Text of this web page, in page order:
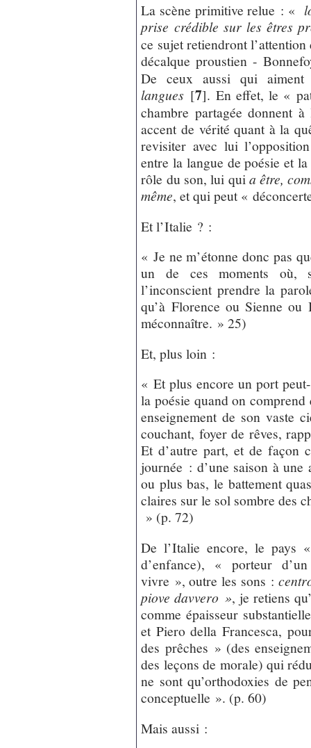
La scène primitive relue : «
prise crédible sur les êtres
ce sujet retiendront
décalque proustien -
De ceux aussi qui
langues [7]. En effet, le «
chambre partagée donnent
accent de vérité quant à la
revisiter avec lui
entre la langue de poésie et
rôle du son, lui quia être,
même, et qui peut «
Et l’Italie ? :
« Je ne m’étonne donc pas
un de ces moments où,
l’inconscient prendre la
qu’à Florence ou Sienne ou
méconnaître. » 25)
Et, plus loin :
« Et plus encore un port
la poésie quand on
enseignement de son vaste
couchant, foyer de rêves,
Et d’autre part, et de façon
journée : d’une saison à
ou plus bas, le battement
claires sur le sol sombre des
» (p. 72)
De l’Italie encore, le pays
d’enfance), « porteur
vivre », outre les sons :
piove davvero », je retiens
comme épaisseur
et Piero della Francesca,
des prêches » (des
des leçons de morale) qui
ne sont qu’orthodoxies de
conceptuelle ». (p. 60)
Mais aussi :